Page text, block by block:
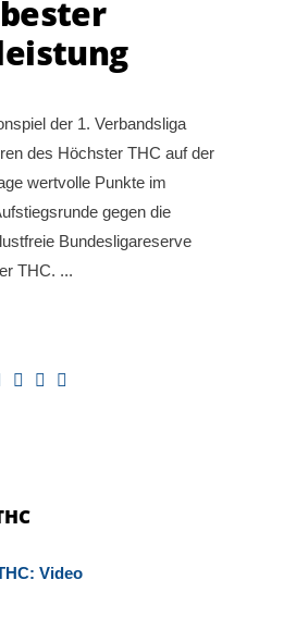
der 1. Verbandsliga
des Höchster THC auf der
wertvolle Punkte im
gegen die
Bundesligareserve
THC.